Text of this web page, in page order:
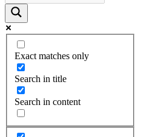
Exact matches only
Search in title
Search in content